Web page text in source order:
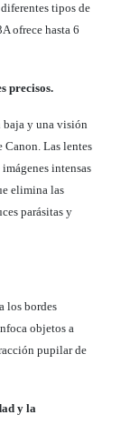
tipos de
ofrece hasta 6
precisos.
baja y una visión
Canon. Las lentes
intensas
elimina las
parásitas y
los bordes
objetos a
pupilar de
y la